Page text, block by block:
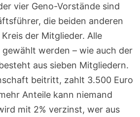
vier Geno-Vorstände sind
die beiden anderen
der Mitglieder. Alle
gewählt werden – wie auch der
aus sieben Mitgliedern.
beitritt, zahlt 3.500 Euro
Anteile kann niemand
mit 2% verzinst, wer aus